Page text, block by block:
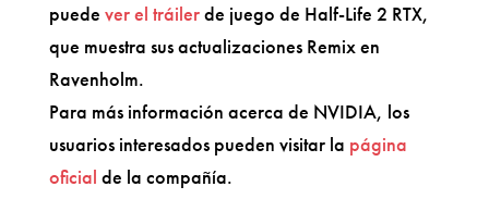
puede ver el tráilerde juego de Half-Life 2 RTX,
que muestra sus actualizaciones Remix en
Ravenholm.
Para más información acerca de NVIDIA, los
usuarios interesados pueden visitar la página
oficial de la compañía.